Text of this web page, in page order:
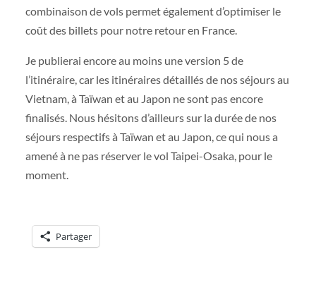
combinaison de vols permet également d’optimiser le
coût des billets pour notre retour en France.
Je publierai encore au moins une version 5 de
l’itinéraire, car les itinéraires détaillés de nos séjours au
Vietnam, à Taïwan et au Japon ne sont pas encore
finalisés. Nous hésitons d’ailleurs sur la durée de nos
séjours respectifs à Taïwan et au Japon, ce qui nous a
amené à ne pas réserver le vol Taipei-Osaka, pour le
moment.
Partager